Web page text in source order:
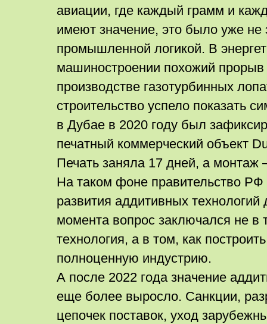
авиации, где каждый грамм и
имеют значение, это было уже не
промышленной логикой. В
машиностроении похожий прорыв
производстве газотурбинных
строительство успело показать
в Дубае в 2020 году был
печатный коммерческий объект
Печать заняла 17 дней, а монтаж
На таком фоне правительство РФ
развития аддитивных технологий
момента вопрос заключался не в
технология, а в том, как
полноценную индустрию.
А после 2022 года значение
еще более выросло. Санкции,
цепочек поставок, уход